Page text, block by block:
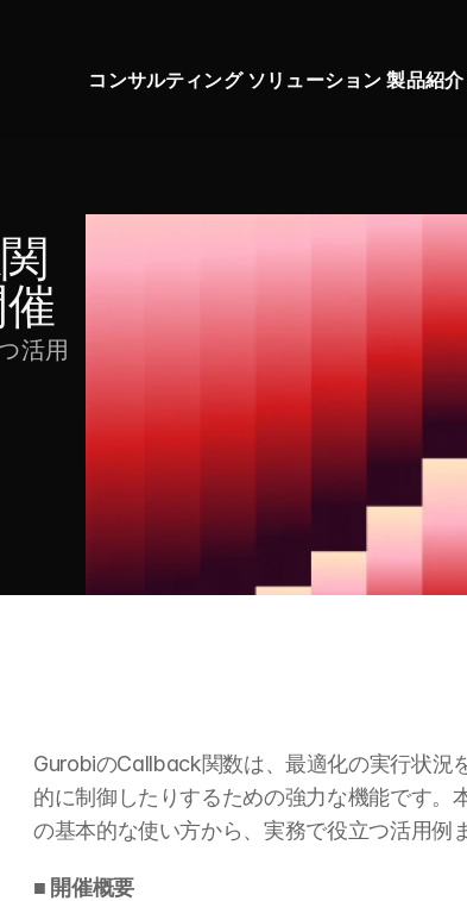
コンサルティング ソリューション 製品紹介
活用
GurobiのCallback関数は、最適化の実行状況
的に制御したりするための強力な機能です。
の基本的な使い方から、実務で役立つ活用例
■ 開催概要